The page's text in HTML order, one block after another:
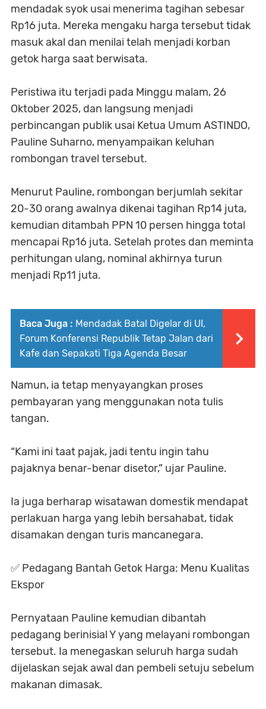
mendadak syok usai menerima tagihan sebesar
Rp16 juta. Mereka mengaku harga tersebut tidak
masuk akal dan menilai telah menjadi korban
getok harga saat berwisata.
Peristiwa itu terjadi pada Minggu malam, 26
Oktober 2025, dan langsung menjadi
perbincangan publik usai Ketua Umum ASTINDO,
Pauline Suharno, menyampaikan keluhan
rombongan travel tersebut.
Menurut Pauline, rombongan berjumlah sekitar
20-30 orang awalnya dikenai tagihan Rp14 juta,
kemudian ditambah PPN 10 persen hingga total
mencapai Rp16 juta. Setelah protes dan meminta
perhitungan ulang, nominal akhirnya turun
menjadi Rp11 juta.
Baca Juga : Mendadak Batal Digelar di UI,
Forum Konferensi Republik Tetap Jalan dari
Kafe dan Sepakati Tiga Agenda Besar
Namun, ia tetap menyayangkan proses
pembayaran yang menggunakan nota tulis
tangan.
“Kami ini taat pajak, jadi tentu ingin tahu
pajaknya benar-benar disetor,” ujar Pauline.
Ia juga berharap wisatawan domestik mendapat
perlakuan harga yang lebih bersahabat, tidak
disamakan dengan turis mancanegara.
✅ Pedagang Bantah Getok Harga: Menu Kualitas
Ekspor
Pernyataan Pauline kemudian dibantah
pedagang berinisial Y yang melayani rombongan
tersebut. Ia menegaskan seluruh harga sudah
dijelaskan sejak awal dan pembeli setuju sebelum
makanan dimasak.